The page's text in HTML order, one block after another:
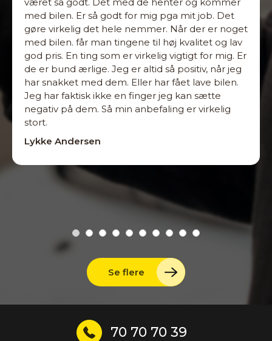
med bilen. Er så godt for mig pga mit job. Det
gøre virkelig det hele nemmer. Når der er noget
med bilen. får man tingene til høj kvalitet og lav
god pris. En ting som er virkelig vigtigt for mig. Er
de er bund ærlige. Jeg er altid så positiv, når jeg
har snakket med dem. Eller har fået lave bilen.
Jeg har faktisk ikke en finger jeg kan sætte
negativ på dem. Så min anbefaling er virkelig
stort.
Lykke Andersen
Se flere
70 70 70 39